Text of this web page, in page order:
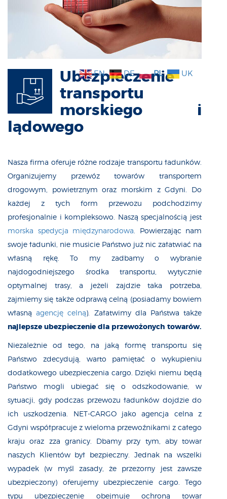
Ubezpieczenie
transportu
morskiego i
lądowego
Nasza firma oferuje różne rodzaje transportu ładunków.
Organizujemy przewóz towarów transportem
drogowym, powietrznym oraz morskim z Gdyni. Do
każdej z tych form przewozu podchodzimy
profesjonalnie i kompleksowo. Naszą specjalnością jest
morska spedycja międzynarodowa . Powierzając nam
swoje ładunki, nie musicie Państwo już nic załatwiać na
własną rękę. To my zadbamy o wybranie
najdogodniejszego środka transportu, wytycznie
optymalnej trasy, a jeżeli zajdzie taka potrzeba,
zajmiemy się także odprawą celną (posiadamy bowiem
własnąagencję celną). Załatwimy dla Państwa także
najlepsze ubezpieczenie dla przewożonych towarów.
Niezależnie od tego, na jaką formę transportu się
Państwo zdecydują, warto pamiętać o wykupieniu
dodatkowego ubezpieczenia cargo. Dzięki niemu będą
Państwo mogli ubiegać się o odszkodowanie, w
sytuacji, gdy podczas przewozu ładunków dojdzie do
ich uszkodzenia. NET-CARGO jako agencja celna z
Gdyni współpracuje z wieloma przewoźnikami z całego
kraju oraz zza granicy. Dbamy przy tym, aby towar
naszych Klientów był bezpieczny. Jednak na wszelki
wypadek (w myśl zasady, że przezorny jest zawsze
ubezpieczony) oferujemy ubezpieczenie cargo. Tego
typu ubezpieczenie obejmuje ochroną towar
EN DE PL UK